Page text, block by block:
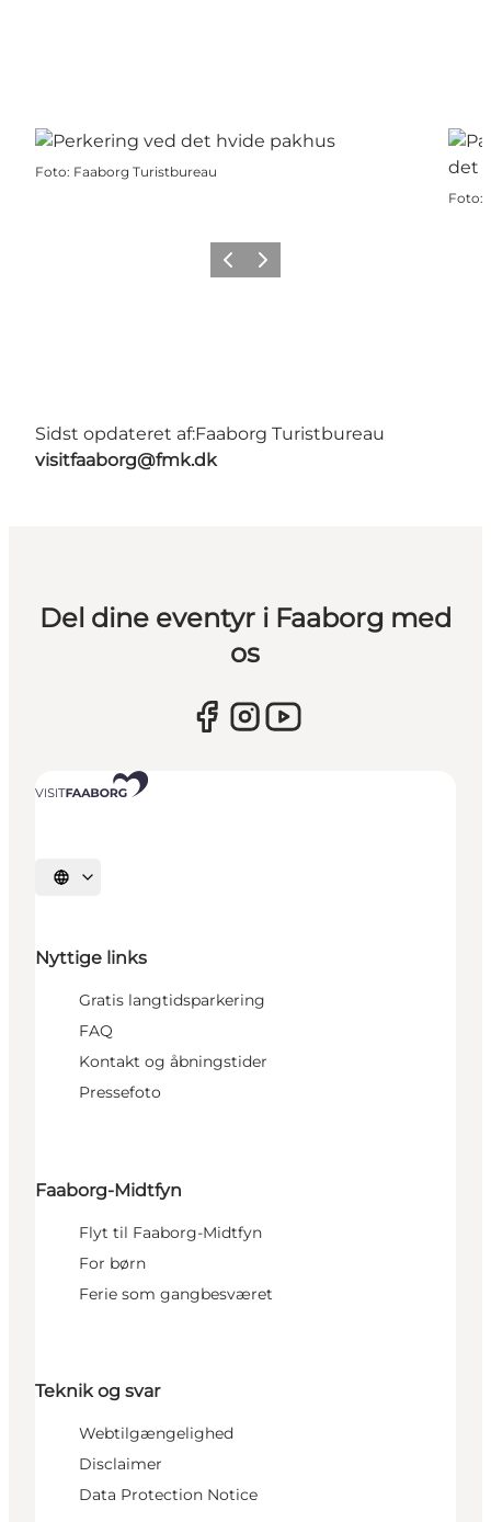
Foto: Faaborg Turistbureau
Foto:
Forrige billede
Næste billede
Sidst opdateret af:Faaborg Turistbureau
visitfaaborg@fmk.dk
Del dine eventyr i Faaborg med
os
Vælg sprog
Nyttige links
Gratis langtidsparkering
FAQ
Kontakt og åbningstider
Pressefoto
Faaborg-Midtfyn
Flyt til Faaborg-Midtfyn
For børn
Ferie som gangbesværet
Teknik og svar
Webtilgængelighed
Disclaimer
Data Protection Notice